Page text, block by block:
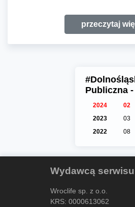
przeczytaj
Publiczna
2024
02
2023
03
2022
08
Wydawcą
Wroclife sp. z o.o.
KRS: 0000613062